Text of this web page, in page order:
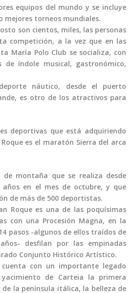
equipos del mundo y se incluye
mejores torneos mundiales.
son cientos, miles, las personas
competición, a la vez que en las
María Polo Club se socializa, con
de índole musical, gastronómico,
náutico, desde el puerto
es otro de los atractivos para
deportivas que está adquiriendo
es el maratón Sierra del arca
de montaña que se realiza desde
años en el mes de octubre, y que
de más de 500 deportistas.
Roque es una de las poquísimas
con una Procesión Magna, en la
pasos -algunos de ellos traídos de
desfilan por las empinadas
Conjunto Histórico Artístico.
cuenta con un importante legado
de Carteia la primera
la península itálica, la belleza de